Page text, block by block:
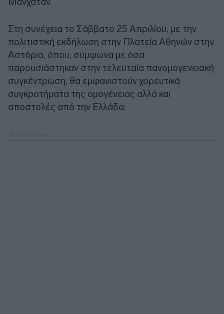
Στη συνέχεια το Σάββατο 25 Απριλίου, με την
πολιτιστική εκδήλωση στην Πλατεία Αθηνών στην
Αστόρια, όπου, σύμφωνα με όσα
παρουσιάστηκαν στην τελευταία πανομογενειακή
συγκέντρωση, θα εμφανιστούν χορευτικά
συγκροτήματα της ομογένειας αλλά και
αποστολές από την Ελλάδα.